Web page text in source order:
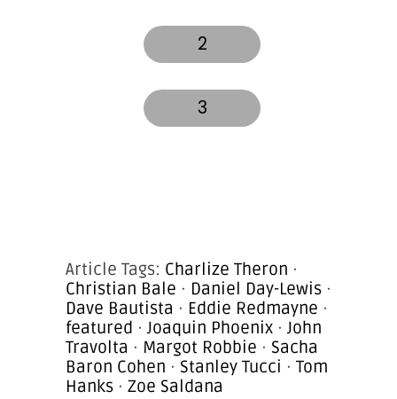
2
3
Article Tags: Charlize Theron ·
Christian Bale · Daniel Day-Lewis ·
Dave Bautista · Eddie Redmayne ·
featured · Joaquin Phoenix · John
Travolta · Margot Robbie · Sacha
Baron Cohen · Stanley Tucci · Tom
Hanks · Zoe Saldana